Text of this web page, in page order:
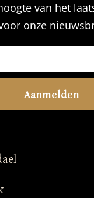
van het
onze
Aanmelden